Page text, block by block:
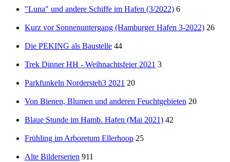
"Luna" und andere Schiffe im Hafen (3/2022) 6
Kurz vor Sonnenuntergang (Hamburger Hafen 3-2022) 26
Die PEKING als Baustelle 44
Trek Dinner HH - Weihnachtsfeier 2021 3
Parkfunkeln Nordersteh3 2021 20
Von Bienen, Blumen und anderen Feuchtgebieten 20
Blaue Stunde im Hamb. Hafen (Mai 2021) 42
Frühling im Arboretum Ellerhoop 25
Alte Bilderserien 911